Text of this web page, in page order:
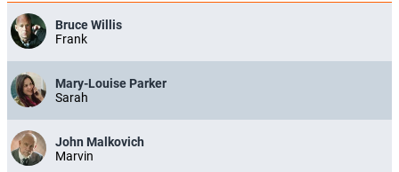
Bruce Willis
Frank
Mary-Louise Parker
Sarah
John Malkovich
Marvin